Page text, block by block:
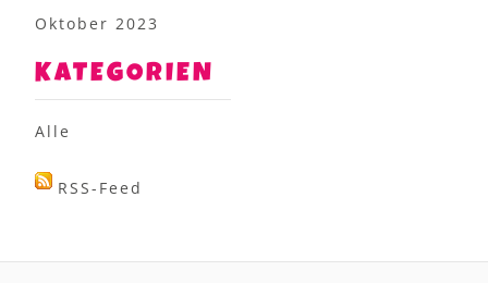
Oktober 2023
KATEGORIEN
Alle
RSS-Feed